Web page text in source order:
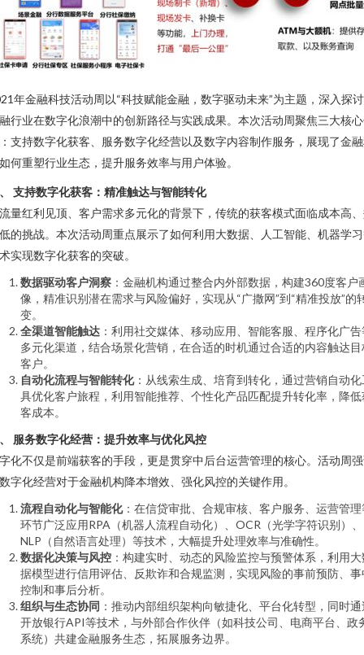
年金融科技活动周以“科技赋能金融，数字驱动未来”为主题，深入探
行业在数字化浪潮中的创新路径与实践成果。本次活动周聚焦三大核
支持数字化获客、服务数字化经营以及数字内容制作服务，展现了金
何重塑行业生态，提升服务效率与用户体验。
支持数字化获客：精准触达与智能转化
量红利见顶、客户需求多元化的背景下，传统的获客模式面临成本高
的挑战。本次活动周重点展示了如何利用大数据、人工智能、机器学
实现数字化获客的突破。
数据驱动客户洞察 ：金融机构通过整合内外部数据，构建360度客户
像，精准识别潜在需求与风险偏好，实现从“广撒网”到“精准投放”的
变。
全渠道智能触达 ：利用社交媒体、移动应用、智能客服、程序化广告
多元化渠道，结合场景化营销，在合适的时机通过合适的内容触达目
客户。
自动化流程与智能转化：从线索生成、培育到转化，通过营销自动化
具优化客户旅程，利用智能推荐、个性化产品匹配提升转化率，降低
客成本。
服务数字化经营：提升效率与优化风控
化不仅是前端获客的手段，更是贯穿中后台运营管理的核心。活动周
字化经营对于金融机构降本增效、强化风控的关键作用。
流程自动化与智能化：在信贷审批、合规审核、客户服务、运营管理
环节广泛应用RPA（机器人流程自动化）、OCR（光学字符识别）、
NLP（自然语言处理）等技术，大幅提升处理效率与准确性。
数据化决策与风控 ：构建实时、动态的风险监控与预警体系，利用
据模型进行信用评估、反欺诈和合规监测，实现风险的事前预防、事
控制和事后分析。
组织与生态协同 ：推动内部组织架构向敏捷化、平台化转型，同时通
开放银行API等技术，与外部合作伙伴（如科技公司、电商平台、政
系统）共建金融服务生态，拓展服务边界。